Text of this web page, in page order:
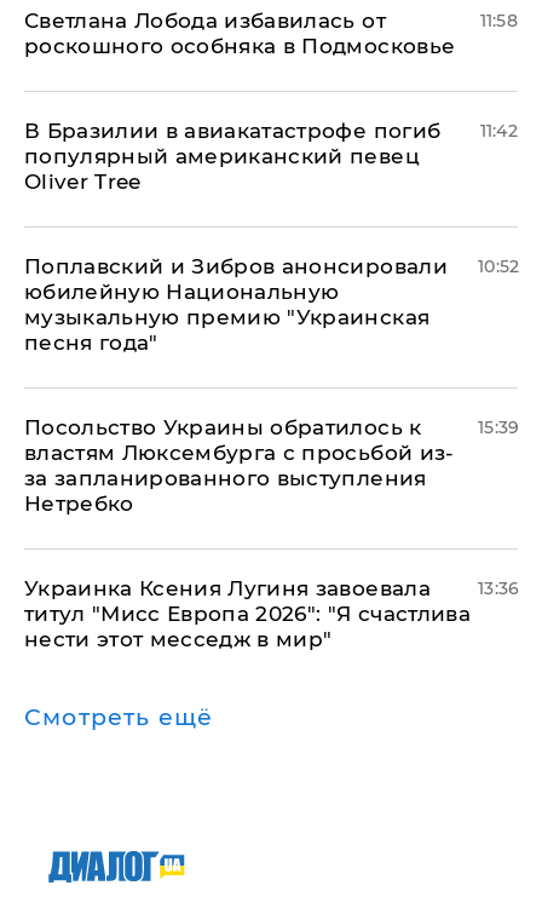
Светлана Лобода избавилась от
роскошного особняка в Подмосковье
11:58
В Бразилии в авиакатастрофе погиб
популярный американский певец
Oliver Tree
11:42
Поплавский и Зибров анонсировали
юбилейную Национальную
музыкальную премию "Украинская
песня года"
10:52
Посольство Украины обратилось к
властям Люксембурга с просьбой из-
за запланированного выступления
Нетребко
15:39
Украинка Ксения Лугиня завоевала
титул "Мисс Европа 2026": "Я счастлива
нести этот месседж в мир"
13:36
Смотреть ещё